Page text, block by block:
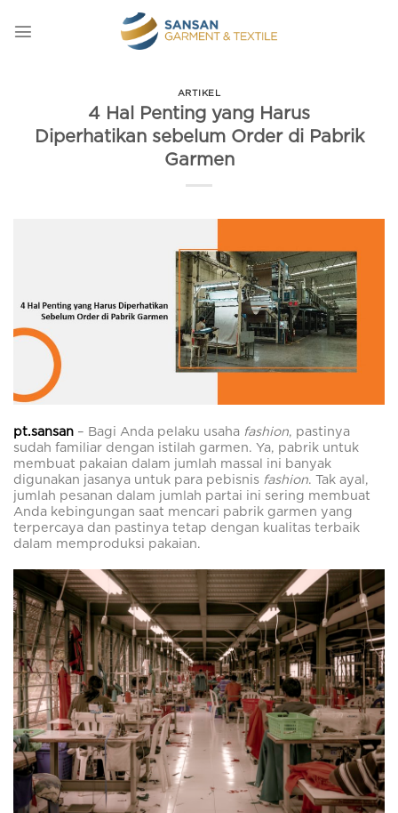
content
ARTIKEL
4 Hal Penting yang Harus
Diperhatikan sebelum Order di Pabrik
Garmen
pt.sansan – Bagi Anda pelaku usaha fashion, pastinya
sudah familiar dengan istilah garmen. Ya, pabrik untuk
membuat pakaian dalam jumlah massal ini banyak
digunakan jasanya untuk para pebisnis fashion. Tak ayal,
jumlah pesanan dalam jumlah partai ini sering membuat
Anda kebingungan saat mencari pabrik garmen yang
terpercaya dan pastinya tetap dengan kualitas terbaik
dalam memproduksi pakaian.